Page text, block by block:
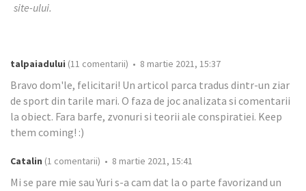
site-ului.
talpaiadului (11 comentarii) • 8 martie 2021, 15:37
Bravo dom'le, felicitari! Un articol parca tradus dintr-un ziar
de sport din tarile mari. O faza de joc analizata si comentarii
la obiect. Fara barfe, zvonuri si teorii ale conspiratiei. Keep
them coming! :)
Catalin (1 comentarii) • 8 martie 2021, 15:41
Mi se pare mie sau Yuri s-a cam dat la o parte favorizand un